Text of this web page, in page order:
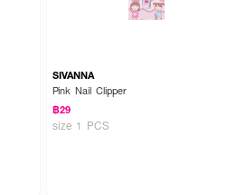
SIVANNA
Pink Nail Clipper
฿29
size 1 PCS